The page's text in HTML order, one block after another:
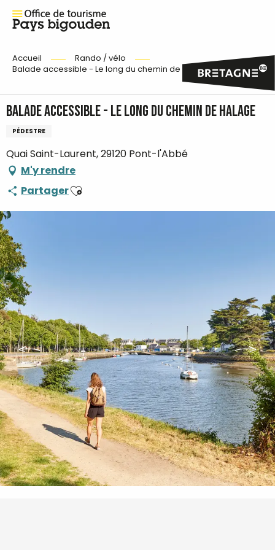
Accueil
Rando / vélo
Balade accessible - Le long du chemin de halage
Balade accessible - Le long du chemin de halage
PÉDESTRE
Quai Saint-Laurent, 29120 Pont-l'Abbé
M'y rendre
PartagerAjouter aux favoris